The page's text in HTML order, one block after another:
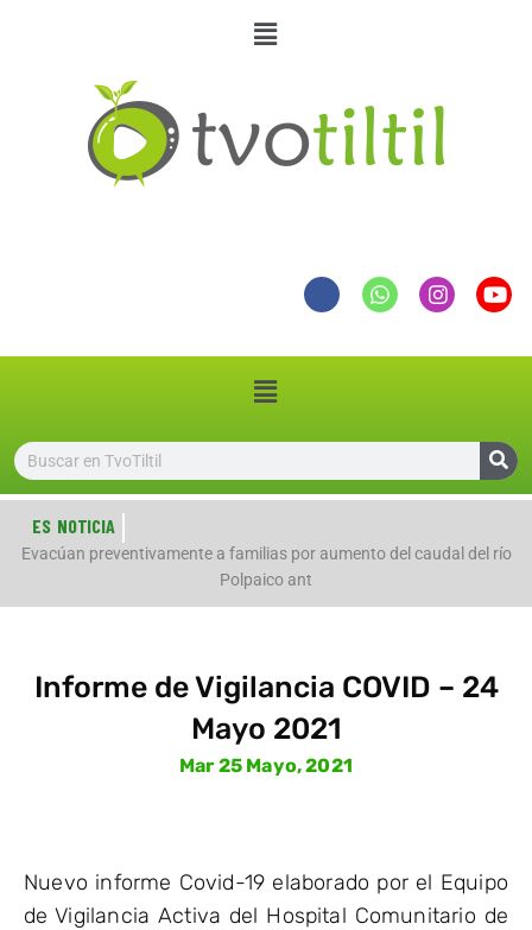
ES NOTICIA
Evacúan preventivamente a familias por aumento del caudal del río
Polpaico ant
Informe de Vigilancia COVID – 24
Mayo 2021
Mar 25 Mayo, 2021
Nuevo informe Covid-19 elaborado por el Equipo
de Vigilancia Activa del Hospital Comunitario de